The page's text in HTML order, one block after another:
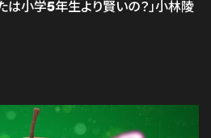
は小学5年生より賢いの？」小林陵